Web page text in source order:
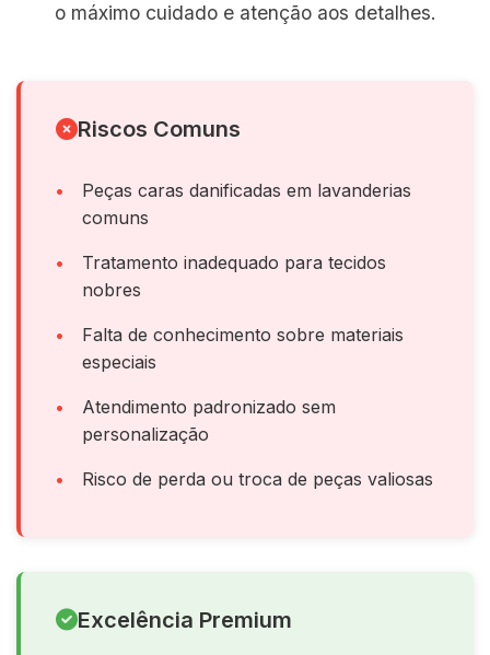
o máximo cuidado e atenção aos detalhes.
Riscos Comuns
Peças caras danificadas em lavanderias
comuns
Tratamento inadequado para tecidos
nobres
Falta de conhecimento sobre materiais
especiais
Atendimento padronizado sem
personalização
Risco de perda ou troca de peças valiosas
Excelência Premium